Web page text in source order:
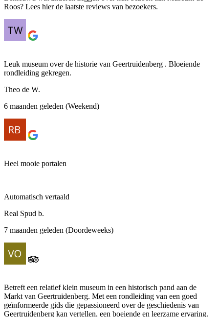
Roos? Lees hier de laatste reviews van bezoekers.
Leuk museum over de historie van Geertruidenberg . Bloeiende
rondleiding gekregen.
Theo de W.
6 maanden geleden (Weekend)
Heel mooie portalen
Automatisch vertaald
Real Spud b.
7 maanden geleden (Doordeweeks)
Betreft een relatief klein museum in een historisch pand aan de
Markt van Geertruidenberg. Met een rondleiding van een goed
geïnformeerde gids die gepassioneerd over de geschiedenis van
Geertruidenberg kan vertellen, een boeiende en leerzame ervaring.